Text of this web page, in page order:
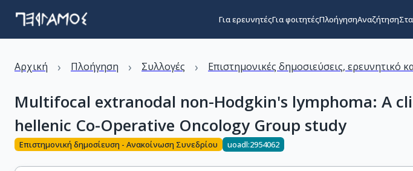
Για ερευνητέςΓια φοιτητέςΠλοήγησηΑναζήτηση
Αρχική › Πλοήγηση › Συλλογές › Επιστημονικές δημοσιεύσεις, ερευνητικό
Multifocal extranodal non-Hodgkin's lymphoma: A
hellenic Co-Operative Oncology Group study
Επιστημονική δημοσίευση - Ανακοίνωση Συνεδρίου uoadl:2954062